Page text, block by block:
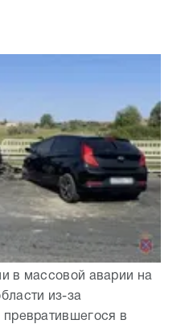
в массовой аварии на
из-за
превратившегося в